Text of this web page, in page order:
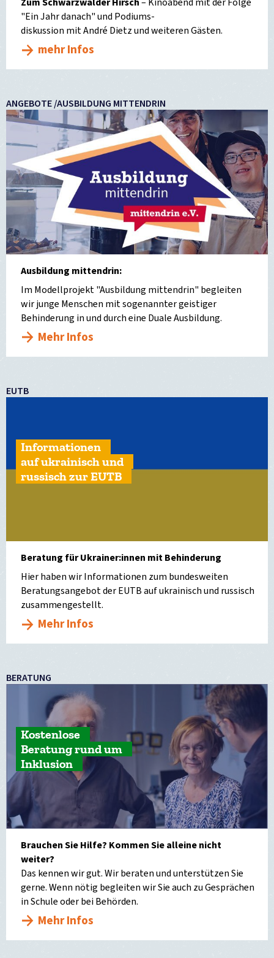
"Ein Jahr danach" und Podiums-
diskussion mit André Dietz und weiteren Gästen.
mehr Infos
ANGEBOTE /AUSBILDUNG MITTENDRIN
Ausbildung mittendrin:
Im Modellprojekt "Ausbildung mittendrin" begleiten
wir junge Menschen mit sogenannter geistiger
Behinderung in und durch eine Duale Ausbildung.
Mehr Infos
EUTB
Informationen
auf ukrainisch und
russisch zur EUTB
Beratung für Ukrainer:innen mit Behinderung
Hier haben wir Informationen zum bundesweiten
Beratungsangebot der EUTB auf ukrainisch und russisch
zusammengestellt.
Mehr Infos
BERATUNG
Kostenlose
Beratung rund um
Inklusion
Brauchen Sie Hilfe? Kommen Sie alleine nicht
weiter?
Das kennen wir gut. Wir beraten und unterstützen Sie
gerne. Wenn nötig begleiten wir Sie auch zu Gesprächen
in Schule oder bei Behörden.
Mehr Infos